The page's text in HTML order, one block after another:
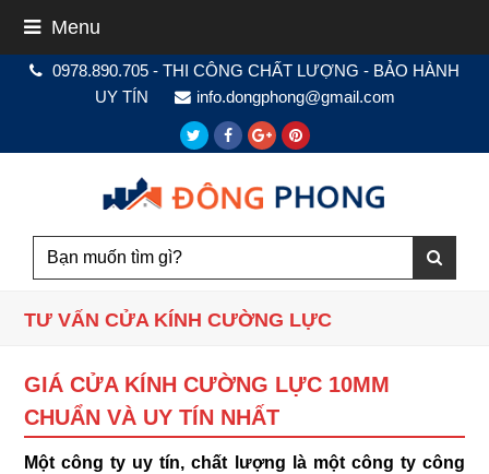
Menu
0978.890.705 - THI CÔNG CHẤT LƯỢNG - BẢO HÀNH
UY TÍN
info.dongphong@gmail.com
TwitterFacebook
GooglePinterest
TƯ VẤN CỬA KÍNH CƯỜNG LỰC
GIÁ CỬA KÍNH CƯỜNG LỰC 10MM
CHUẨN VÀ UY TÍN NHẤT
Một công ty uy tín, chất lượng là một công ty công